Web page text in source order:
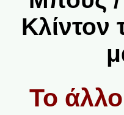
Κλίντον
Το